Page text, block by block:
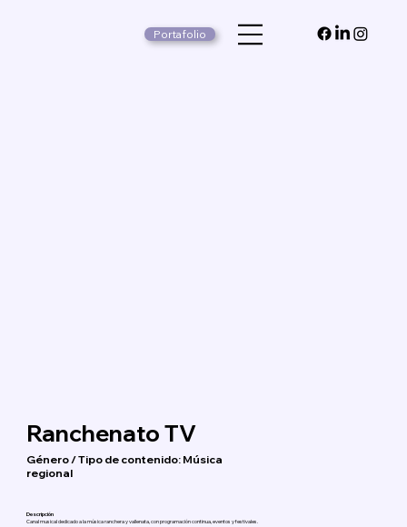
Portafolio
Ranchenato TV
Género / Tipo de contenido: Música
regional
Descripción
Canal musical dedicado a la música ranchera y vallenata, con programación continua, eventos y festivales.